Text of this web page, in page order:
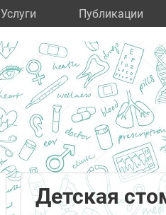
Услуги Публикации
Детская